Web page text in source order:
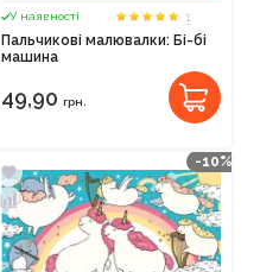
У наявності
1
Пальчикові малювалки: Бі-бі
машина
49,90 грн.
-10%